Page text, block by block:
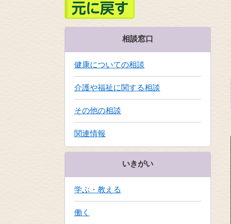
相談窓口
健康についての相談
介護や福祉に関する相談
その他の相談
関連情報
いきがい
学ぶ・教える
働く